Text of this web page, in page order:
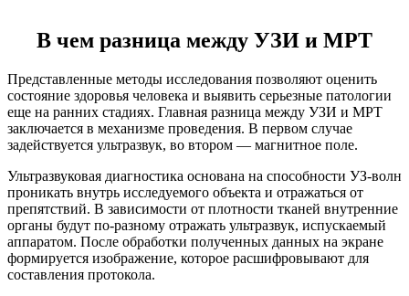
В чем разница между УЗИ и МРТ
Представленные методы исследования позволяют оценить
состояние здоровья человека и выявить серьезные патологии
еще на ранних стадиях. Главная разница между УЗИ и МРТ
заключается в механизме проведения. В первом случае
задействуется ультразвук, во втором — магнитное поле.
Ультразвуковая диагностика основана на способности УЗ-волн
проникать внутрь исследуемого объекта и отражаться от
препятствий. В зависимости от плотности тканей внутренние
органы будут по-разному отражать ультразвук, испускаемый
аппаратом. После обработки полученных данных на экране
формируется изображение, которое расшифровывают для
составления протокола.